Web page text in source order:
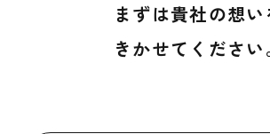
まずは貴社の想い
きかせてください